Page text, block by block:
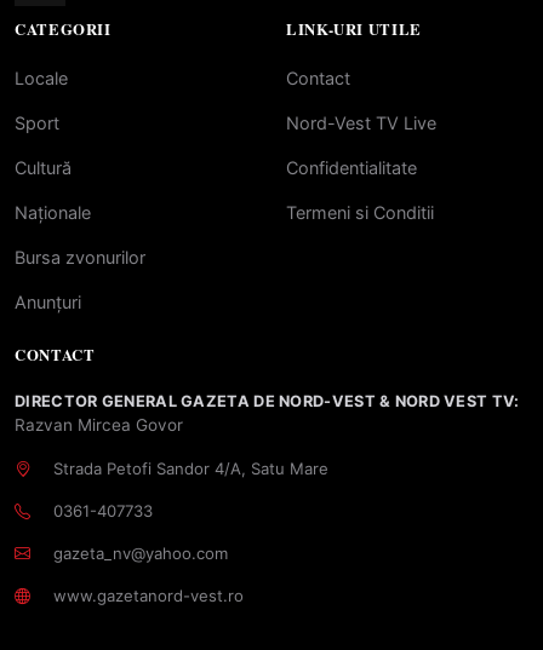
CATEGORII
Locale
Sport
Cultură
Naționale
Bursa zvonurilor
Anunțuri
LINK-URI UTILE
Contact
Nord-Vest TV Live
Confidentialitate
Termeni si Conditii
CONTACT
DIRECTOR GENERAL GAZETA DE NORD-VEST & NORD VEST TV:
Razvan Mircea Govor
Strada Petofi Sandor 4/A, Satu Mare
0361-407733
gazeta_nv@yahoo.com
www.gazetanord-vest.ro